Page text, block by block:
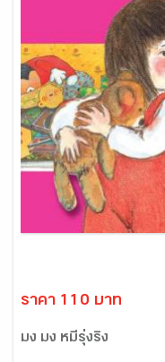
ราคา 110 บาท
มง มง หมีรุ่งริ่ง